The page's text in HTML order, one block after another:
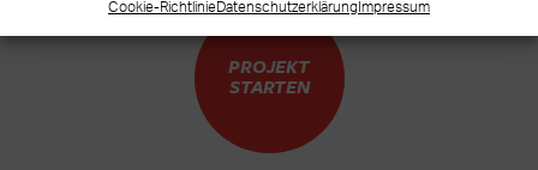
Cookie-RichtlinieDatenschutzerklärungImpressum
PROJEKT
STARTEN